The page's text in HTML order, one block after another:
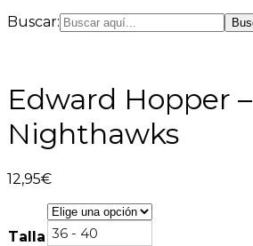
Buscar:
Edward Hopper –
Nighthawks
12,95€
Talla 36 - 40